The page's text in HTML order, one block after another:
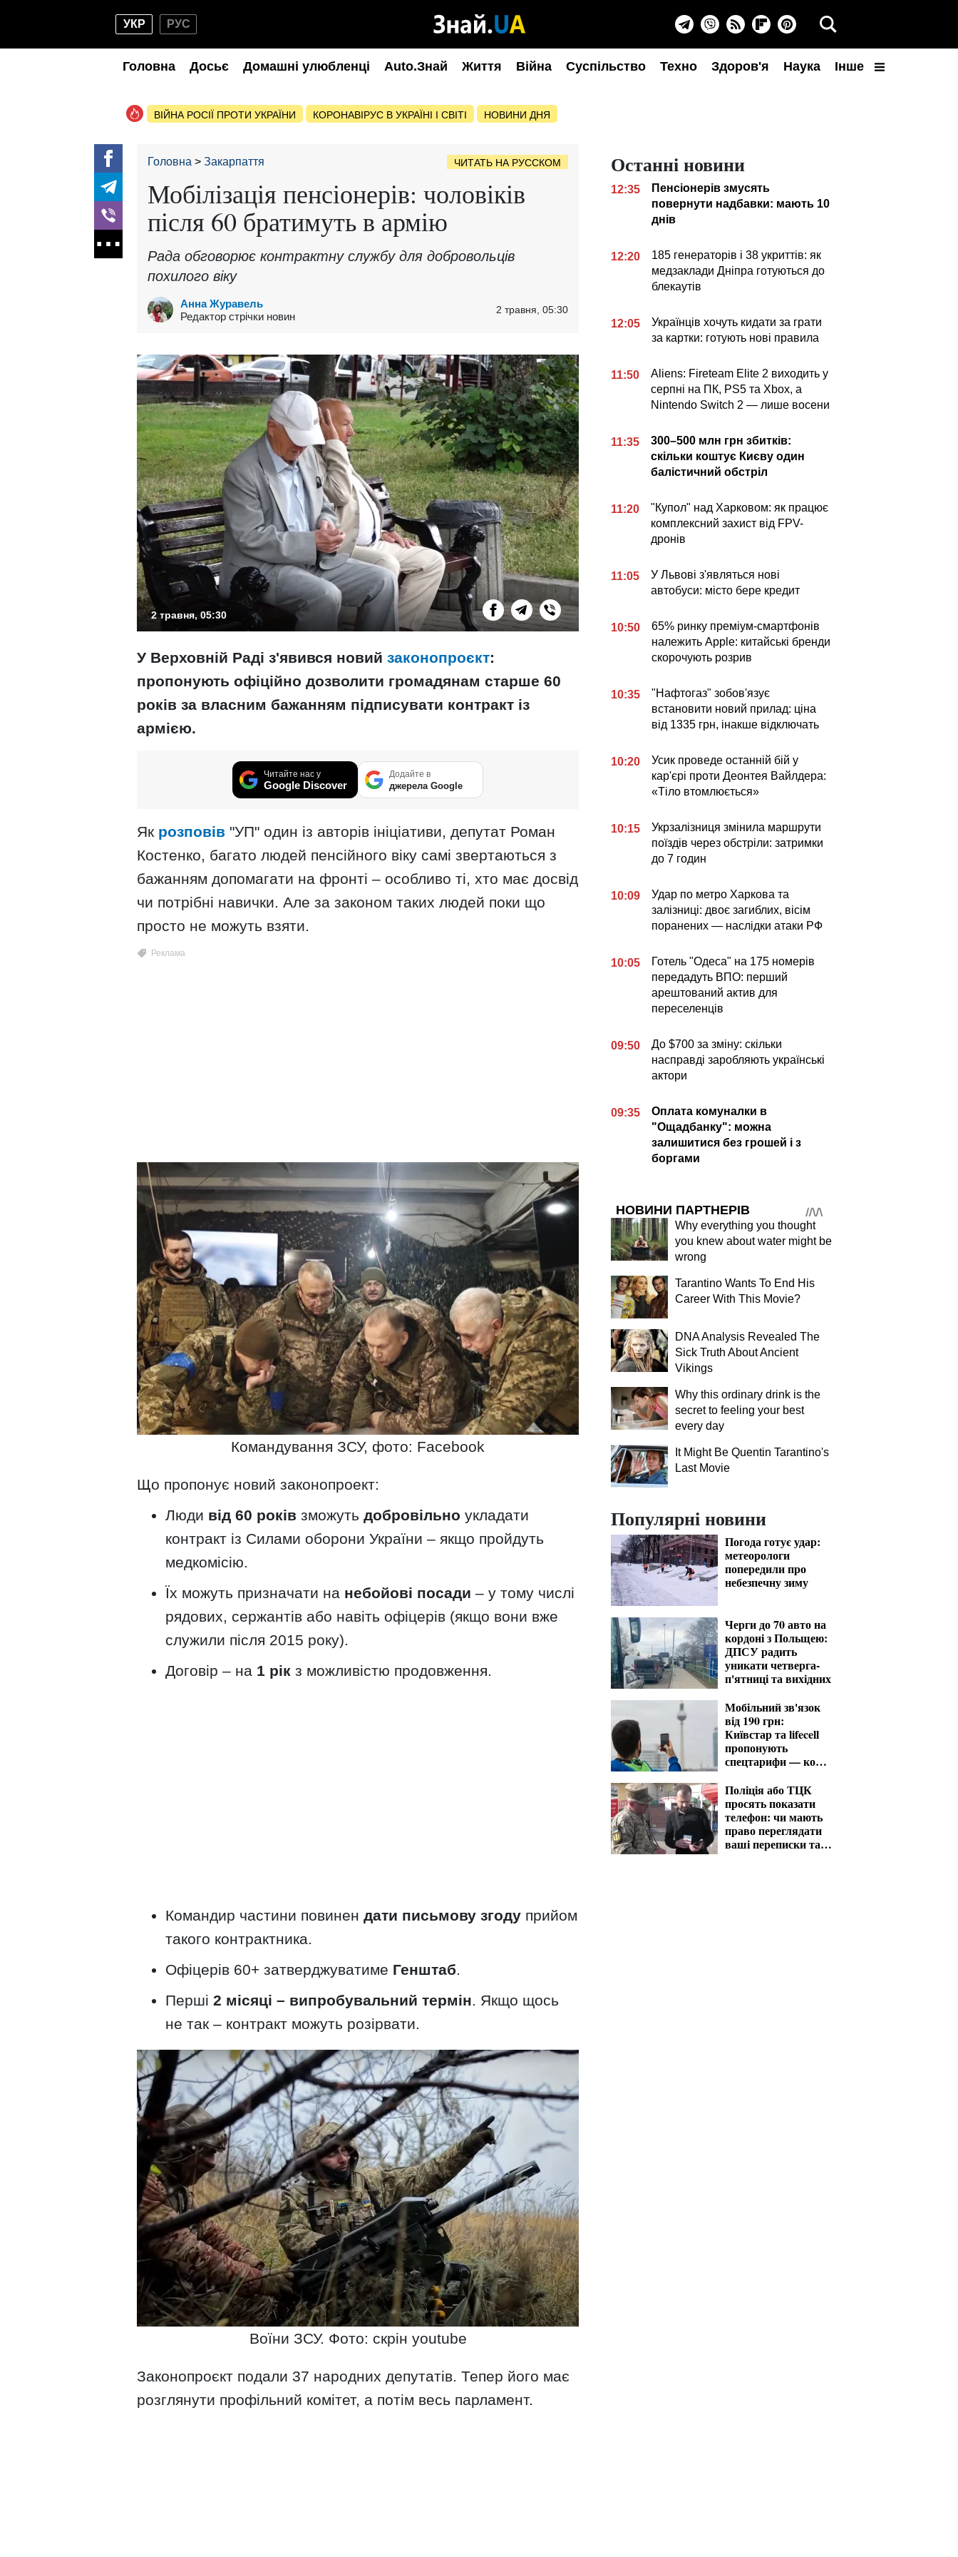
УКР РУС
Головна Досьє Домашні улюбленці Auto.Знай Життя Війна Суспільство Техно Здоров'я Наука Інше
ВІЙНА РОСІЇ ПРОТИ УКРАЇНИ КОРОНАВІРУС В УКРАЇНІ І СВІТІ НОВИНИ ДНЯ
Головна Закарпаття ЧИТАТЬ НА РУССКОМ
Мобілізація пенсіонерів: чоловіків
після 60 братимуть в армію
Рада обговорює контрактну службу для добровольців
похилого віку
Анна Журавель
Редактор стрічки новин
2 травня, 05:30
2 травня, 05:30
У Верховній Раді з'явився новий законопроєкт:
пропонують офіційно дозволити громадянам старше 60
років за власним бажанням підписувати контракт із
армією.
Читайте нас у
Google Discover
Додайте в
джерела Google
Як розповів "УП" один із авторів ініціативи, депутат Роман
Костенко, багато людей пенсійного віку самі звертаються з
бажанням допомагати на фронті – особливо ті, хто має досвід
чи потрібні навички. Але за законом таких людей поки що
просто не можуть взяти.
Командування ЗСУ, фото: Facebook
Що пропонує новий законопроект:
Люди від 60 років зможуть добровільно укладати
контракт із Силами оборони України – якщо пройдуть
медкомісію.
Їх можуть призначати на небойові посади – у тому числі
рядових, сержантів або навіть офіцерів (якщо вони вже
служили після 2015 року).
Договір – на 1 рік з можливістю продовження.
Командир частини повинен дати письмову згоду прийом
такого контрактника.
Офіцерів 60+ затверджуватиме Генштаб.
Перші 2 місяці – випробувальний термін. Якщо щось
не так – контракт можуть розірвати.
Воїни ЗСУ. Фото: скрін youtube
Законопроєкт подали 37 народних депутатів. Тепер його має
розглянути профільний комітет, а потім весь парламент.
Останні новини
12:35
Пенсіонерів змусять
повернути надбавки: мають 10
днів
12:20
185 генераторів і 38 укриттів: як
медзаклади Дніпра готуються до
блекаутів
12:05
Українців хочуть кидати за грати
за картки: готують нові правила
11:50
Aliens: Fireteam Elite 2 виходить у
серпні на ПК, PS5 та Xbox, а
Nintendo Switch 2 — лише восени
11:35
300–500 млн грн збитків:
скільки коштує Києву один
балістичний обстріл
11:20
"Купол" над Харковом: як працює
комплексний захист від FPV-
дронів
11:05
У Львові з'являться нові
автобуси: місто бере кредит
10:50
65% ринку преміум-смартфонів
належить Apple: китайські бренди
скорочують розрив
10:35
"Нафтогаз" зобов'язує
встановити новий прилад: ціна
від 1335 грн, інакше відключать
10:20
Усик проведе останній бій у
кар'єрі проти Деонтея Вайлдера:
«Тіло втомлюється»
10:15
Укрзалізниця змінила маршрути
поїздів через обстріли: затримки
до 7 годин
10:09
Удар по метро Харкова та
залізниці: двоє загиблих, вісім
поранених — наслідки атаки РФ
10:05
Готель "Одеса" на 175 номерів
передадуть ВПО: перший
арештований актив для
переселенців
09:50
До $700 за зміну: скільки
насправді заробляють українські
актори
09:35
Оплата комуналки в
"Ощадбанку": можна
залишитися без грошей і з
боргами
НОВИНИ ПАРТНЕРІВ
Why everything you thought
you knew about water might be
wrong
Tarantino Wants To End His
Career With This Movie?
DNA Analysis Revealed The
Sick Truth About Ancient
Vikings
Why this ordinary drink is the
secret to feeling your best
every day
It Might Be Quentin Tarantino's
Last Movie
Популярні новини
Погода готує удар:
метеорологи
попередили про
небезпечну зиму
Черги до 70 авто на
кордоні з Польщею:
ДПСУ радить
уникати четверга-
п'ятниці та вихідних
Мобільний зв'язок
від 190 грн:
Київстар та lifecell
пропонують
спецтарифи — кому
Поліція або ТЦК
просять показати
телефон: чи мають
право переглядати
ваші переписки та